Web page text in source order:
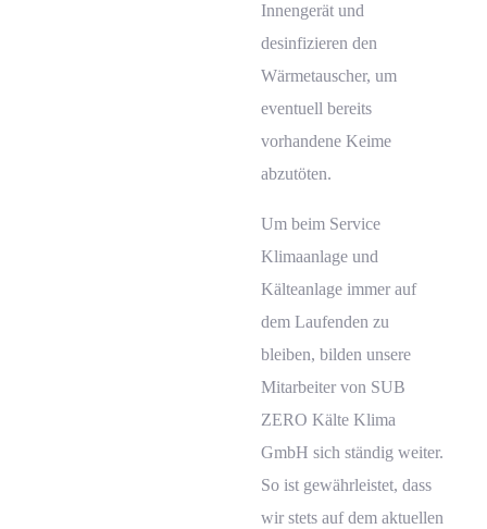
Innengerät und
desinfizieren den
Wärmetauscher, um
eventuell bereits
vorhandene Keime
abzutöten.
Um beim Service
Klimaanlage und
Kälteanlage immer auf
dem Laufenden zu
bleiben, bilden unsere
Mitarbeiter von SUB
ZERO Kälte Klima
GmbH sich ständig weiter.
So ist gewährleistet, dass
wir stets auf dem aktuellen